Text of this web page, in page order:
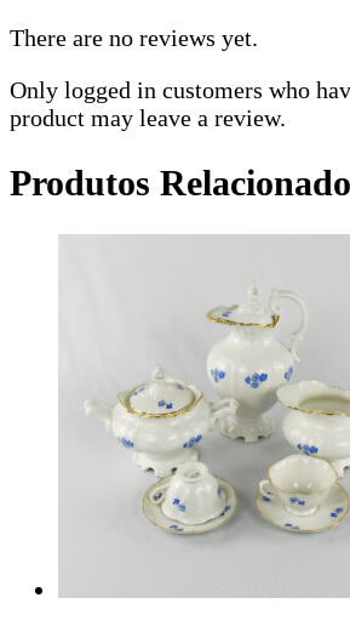
There are no reviews yet.
Only logged in customers who
product may leave a review.
Produtos